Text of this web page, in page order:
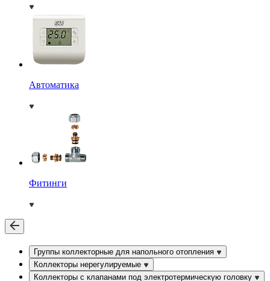
Автоматика
Фитинги
Группы коллекторные для напольного отопления
Коллекторы нерегулируемые
Коллекторы с клапанами под электротермическую головку